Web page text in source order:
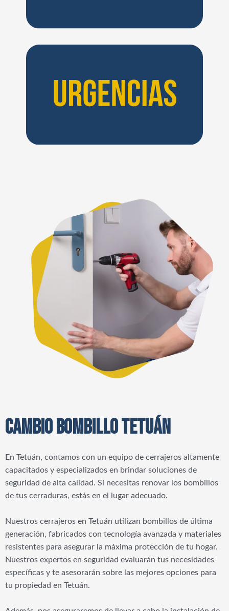
CAMBIO BOMBILLO TETUÁN
En Tetuán, contamos con un equipo de cerrajeros altamente
capacitados y especializados en brindar soluciones de
seguridad de alta calidad. Si necesitas renovar los bombillos
de tus cerraduras, estás en el lugar adecuado.
Nuestros cerrajeros en Tetuán utilizan bombillos de última
generación, fabricados con tecnología avanzada y materiales
resistentes para asegurar la máxima protección de tu hogar.
Nuestros expertos en seguridad evaluarán tus necesidades
específicas y te asesorarán sobre las mejores opciones para
tu propiedad en Tetuán.